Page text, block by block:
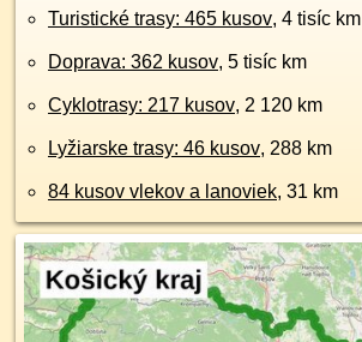
Turistické trasy: 465 kusov, 4 tisíc km
Doprava: 362 kusov, 5 tisíc km
Cyklotrasy: 217 kusov, 2 120 km
Lyžiarske trasy: 46 kusov, 288 km
84 kusov vlekov a lanoviek, 31 km